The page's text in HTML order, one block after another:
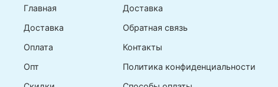
Главная
Доставка
Оплата
Опт
Доставка
Обратная связь
Контакты
Политика конфиденциальности